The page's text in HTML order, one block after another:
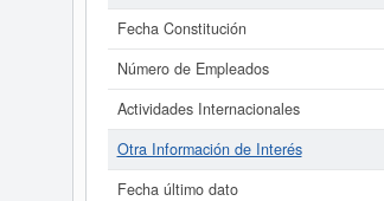
Fecha Constitución
Número de Empleados
Actividades Internacionales
Otra Información de Interés
Fecha último dato